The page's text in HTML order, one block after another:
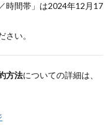
時間帯」は2024年12月17
い。
方法についての詳細は、